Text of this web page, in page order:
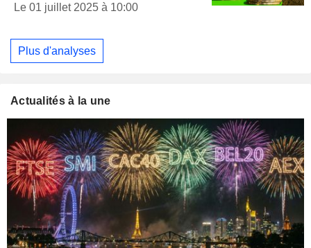
Le 01 juillet 2025 à 10:00
Plus d'analyses
Actualités à la une